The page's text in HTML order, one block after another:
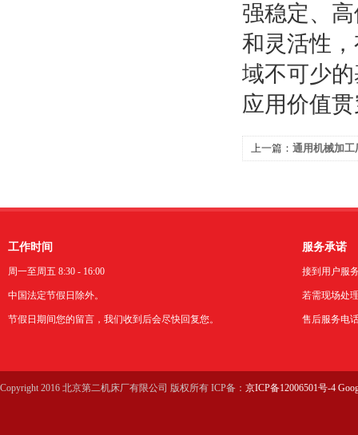
强稳定、
和灵活性
域不可少
应用价值
上一篇： 通用机械加工
工作时间
周一至周五 8:30 - 16:00
中国法定节假日除外。
节假日期间您的留言，我们收到后会尽快回复您。
服务承诺
接到用户服
若需现场处
售后服务电
Copyright 2016 北京第二机床厂有限公司 版权所有 ICP备： 京ICP备12006501号-4